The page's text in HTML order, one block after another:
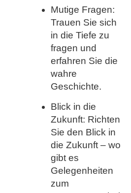
Mutige Fragen:
Trauen Sie sich
in die Tiefe zu
fragen und
erfahren Sie die
wahre
Geschichte.
Blick in die
Zukunft: Richten
Sie den Blick in
die Zukunft – wo
gibt es
Gelegenheiten
zum